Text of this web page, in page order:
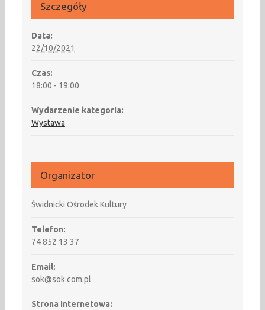
Szczegóły
Data:
22/10/2021
Czas:
18:00 - 19:00
Wydarzenie kategoria:
Wystawa
Organizator
Świdnicki Ośrodek Kultury
Telefon:
74 852 13 37
Email:
sok@sok.com.pl
Strona internetowa: